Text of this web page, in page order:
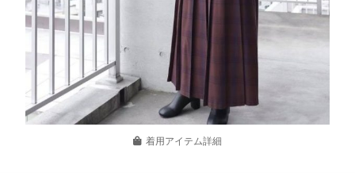
着用アイテム詳細